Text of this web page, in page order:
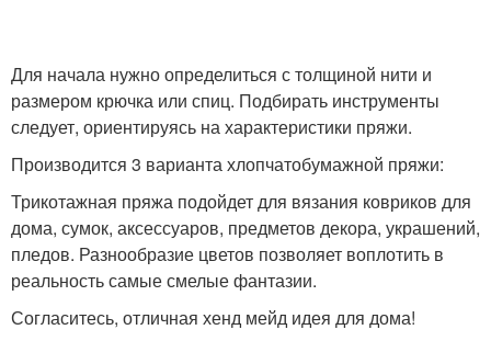
Для начала нужно определиться с толщиной нити и
размером крючка или спиц. Подбирать инструменты
следует, ориентируясь на характеристики пряжи.
Производится 3 варианта хлопчатобумажной пряжи:
Трикотажная пряжа подойдет для вязания ковриков для
дома, сумок, аксессуаров, предметов декора, украшений,
пледов. Разнообразие цветов позволяет воплотить в
реальность самые смелые фантазии.
Согласитесь, отличная хенд мейд идея для дома!